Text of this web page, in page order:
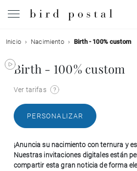
Boda
Nacimiento
Comunión
Condolencias
Inicio Nacimiento Birth - 100% custom
Birth - 100% custom
Ver tarifas
PERSONALIZAR
¡Anuncia su nacimiento con ternura y
Nuestras invitaciones digitales están
compartir esta gran noticia de forma